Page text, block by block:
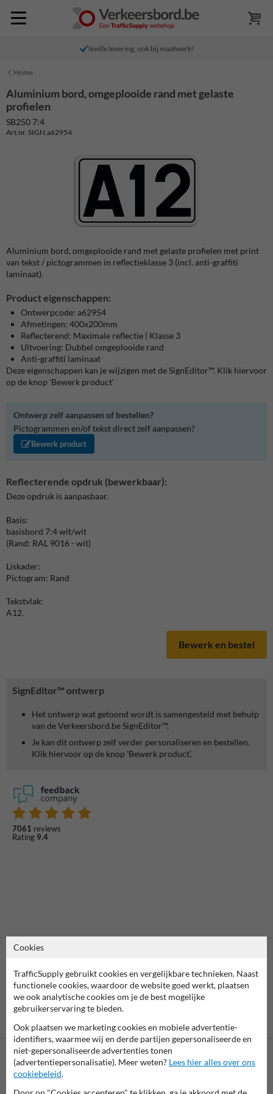
Snelle levering, ook bij maatwerk!
Home
SignEditor™ ontwerp
Het ontwerp wat getoond wordt is samengesteld met behulp
van de Verkeersbord.be SignEditor™.
Je kan dit ontwerp zelf verder personaliseren en bestellen.
Klik hiervoor op de knop 'Bewerk product'.
7061 reviews
Rating 9.4
Aluminium bord, omgeplooide rand met gelaste
profielen
SB250 7:4
Art.nr. SIGN.a62954
Aluminium bord, omgeplooide rand met gelaste profielen met print
van tekst / pictogrammen in reflectieklasse 3 (incl. anti-graffiti
laminaat).
Product eigenschappen:
Ontwerpcode: a62954
Afmetingen: 400x200mm
Reflecterend: Maximale reflectie | Klasse 3
Uitvoering: Dubbel omgeplooide rand
Anti-graffiti laminaat
Deze eigenschappen kan je wijzigen met de SignEditor™. Klik hiervoor
op de knop 'Bewerk product'
Ontwerp zelf aanpassen of bestellen?
Pictogrammen en/of tekst direct zelf aanpassen?
Bewerk product
Reflecterende opdruk (bewerkbaar):
Deze opdruk is aanpasbaar.
Basis:
basisbord 7:4 wit/wit
(Rand: RAL 9016 - wit)
Liskader:
Pictogram: Rand
Tekstvlak:
A12.
Bewerk en bestel
per bank
is mogelijk
Neem contact met ons op
Cookies
TrafficSupply gebruikt cookies en vergelijkbare technieken. Naast
functionele cookies, waardoor de website goed werkt, plaatsen
we ook analytische cookies om je de best mogelijke
gebruikerservaring te bieden.
Ook plaatsen we marketing cookies en mobiele advertentie-
identifiers, waarmee wij en derde partijen gepersonaliseerde en
niet-gepersonaliseerde advertenties tonen
(advertentiepersonalisatie). Meer weten? Lees hier alles over ons
cookiebeleid.